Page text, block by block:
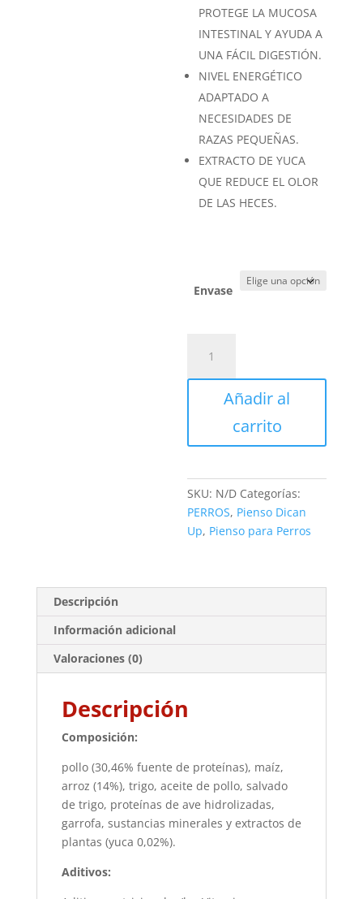
PROTEGE LA MUCOSA
INTESTINAL Y AYUDA A
UNA FÁCIL DIGESTIÓN.
NIVEL ENERGÉTICO
ADAPTADO A
NECESIDADES DE
RAZAS PEQUEÑAS.
EXTRACTO DE YUCA
QUE REDUCE EL OLOR
DE LAS HECES.
Envase
Small
BreedsAñadir al
carrito
SKU: N/D Categorías:
PERROS, Pienso Dican
Up, Pienso para Perros
Descripción
Información adicional
Valoraciones (0)
Descripción
Composición:
pollo (30,46% fuente de proteínas), maíz,
arroz (14%), trigo, aceite de pollo, salvado
de trigo, proteínas de ave hidrolizadas,
garrofa, sustancias minerales y extractos de
plantas (yuca 0,02%).
Aditivos: